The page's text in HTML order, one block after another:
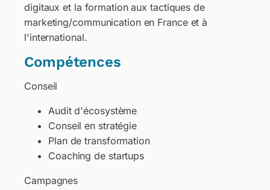
digitaux et la formation aux tactiques de
marketing/communication en France et à
l'international.
Compétences
Conseil
Audit d'écosystème
Conseil en stratégie
Plan de transformation
Coaching de startups
Campagnes